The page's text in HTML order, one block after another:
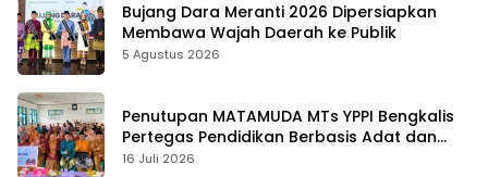
Bujang Dara Meranti 2026 Dipersiapkan
Membawa Wajah Daerah ke Publik
5 Agustus 2026
Penutupan MATAMUDA MTs YPPI Bengkalis
Pertegas Pendidikan Berbasis Adat dan
Karakter
16 Juli 2026